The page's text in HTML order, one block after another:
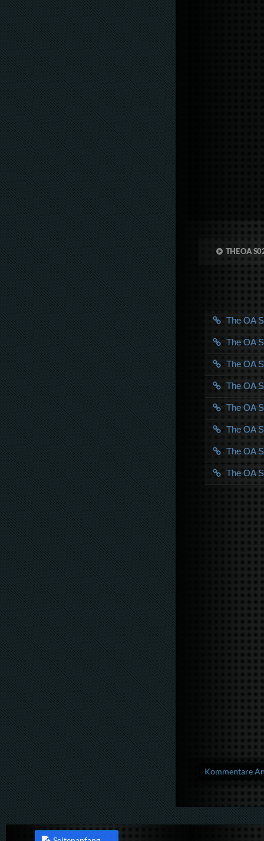
THE OA
The OA
The OA
The OA
The OA
The OA
The OA
The OA
The OA
Kommentare